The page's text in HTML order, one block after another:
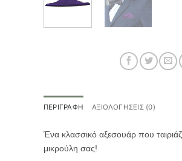
ΠΕΡΙΓΡΑΦΉ ΑΞΙΟΛΟΓΉΣΕΙΣ (0)
Ένα κλασσικό αξεσουάρ που
μικρούλη σας!